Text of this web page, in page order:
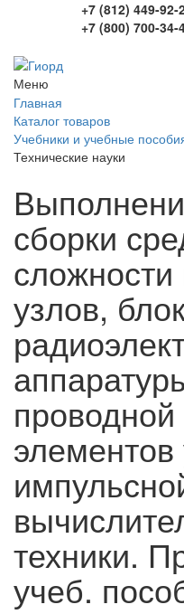
+7 (812) 449-92-
+7 (800) 700-34-
Меню
Главная
Каталог товаров
Учебники и учебные
Технические науки
сборки
узлов,
проводной
элементов
техники.
учеб.